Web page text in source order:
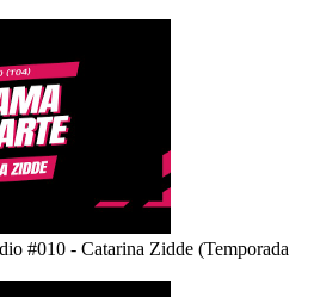
#010 - Catarina Zidde (Temporada